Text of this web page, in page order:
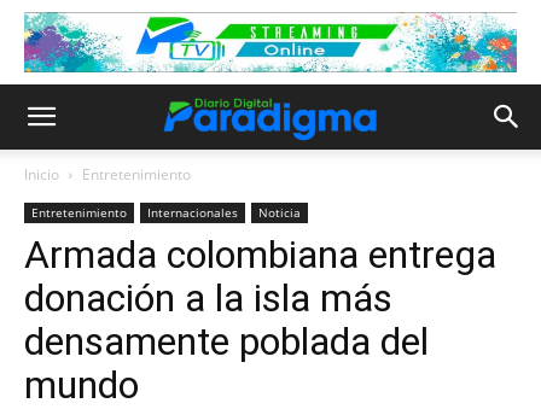
Inicio Entretenimiento
Entretenimiento Internacionales Noticia
Armada colombiana entrega
donación a la isla más
densamente poblada del
mundo